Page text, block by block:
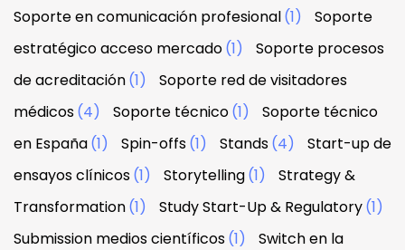
Soporte en comunicación profesional(1)
Soporte
estratégico acceso mercado(1)
Soporte procesos
de acreditación(1)
Soporte red de visitadores
médicos(4) Soporte técnico(1)
Soporte técnico
en España(1) Spin-offs(1) Stands(4)
Start-up de
ensayos clínicos(1) Storytelling(1)
Strategy &
Transformation(1) Study Start-Up & Regulatory(1)
Submission medios científicos(1)
Switch en la